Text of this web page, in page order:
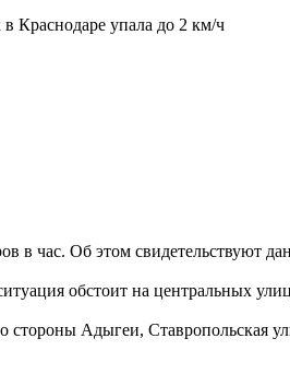
Краснодаре упала до 2 км/ч
в час. Об этом свидетельствуют
обстоит на центральных
Адыгеи, Ставропольская